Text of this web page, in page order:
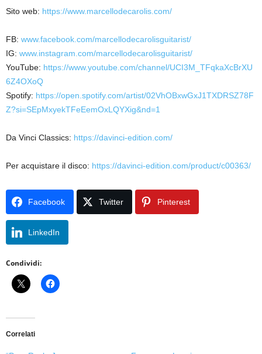
Sito web: https://www.marcellodecarolis.com/
FB: www.facebook.com/marcellodecarolisguitarist/
IG: www.instagram.com/marcellodecarolisguitarist/
YouTube: https://www.youtube.com/channel/UCI3M_TFqkaXcBrXU
6Z4OXoQ
Spotify: https://open.spotify.com/artist/02VhOBxwGxJ1TXDRSZ78F
Z?si=SEpMxyekTFeEemOxLQYXig&nd=1
Da Vinci Classics: https://davinci-edition.com/
Per acquistare il disco: https://davinci-edition.com/product/c00363/
Facebook Twitter Pinterest
LinkedIn
Condividi:
Correlati